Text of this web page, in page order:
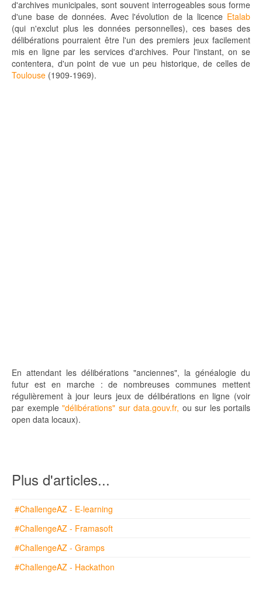
d'archives municipales, sont souvent interrogeables sous forme
d'une base de données. Avec l'évolution de la licence Etalab
(qui n'exclut plus les données personnelles), ces bases des
délibérations pourraient être l'un des premiers jeux facilement
mis en ligne par les services d'archives. Pour l'instant, on se
contentera, d'un point de vue un peu historique, de celles de
Toulouse (1909-1969).
En attendant les délibérations "anciennes", la généalogie du
futur est en marche : de nombreuses communes mettent
régulièrement à jour leurs jeux de délibérations en ligne (voir
par exemple "délibérations" sur data.gouv.fr, ou sur les portails
open data locaux).
Plus d'articles...
#ChallengeAZ - E-learning
#ChallengeAZ - Framasoft
#ChallengeAZ - Gramps
#ChallengeAZ - Hackathon